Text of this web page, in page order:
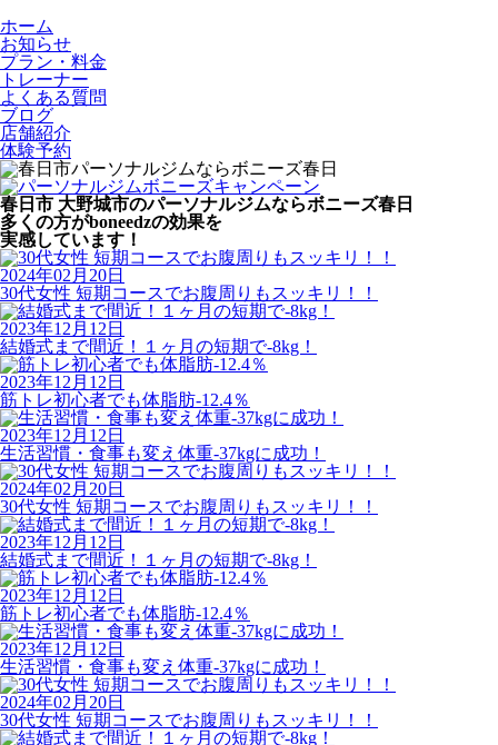
ホーム
お知らせ
プラン・料金
トレーナー
よくある質問
ブログ
店舗紹介
体験予約
春日市 大野城市のパーソナルジムならボニーズ春日
多くの方がboneedzの効果を
実感しています！
2024年02月20日
30代女性 短期コースでお腹周りもスッキリ！！
2023年12月12日
結婚式まで間近！１ヶ月の短期で-8kg！
2023年12月12日
筋トレ初心者でも体脂肪-12.4％
2023年12月12日
生活習慣・食事も変え体重-37kgに成功！
2024年02月20日
30代女性 短期コースでお腹周りもスッキリ！！
2023年12月12日
結婚式まで間近！１ヶ月の短期で-8kg！
2023年12月12日
筋トレ初心者でも体脂肪-12.4％
2023年12月12日
生活習慣・食事も変え体重-37kgに成功！
2024年02月20日
30代女性 短期コースでお腹周りもスッキリ！！